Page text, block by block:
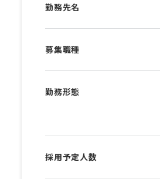
勤務先名
募集職種
勤務形態
採用予定人数